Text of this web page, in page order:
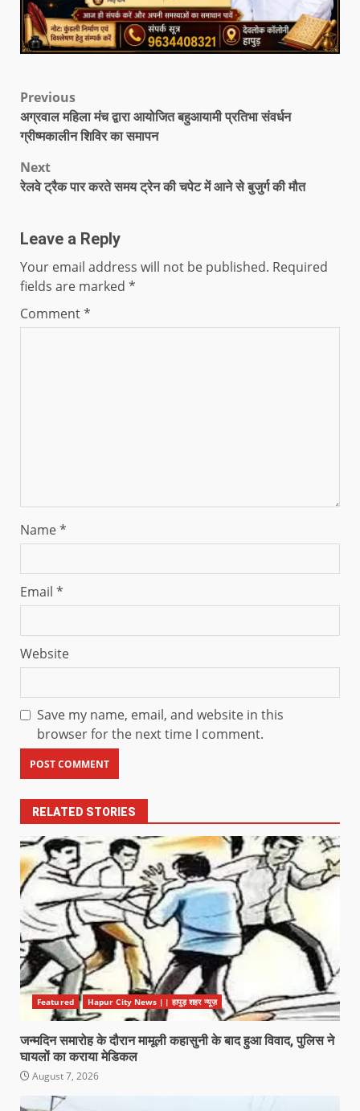
Previous
अग्रवाल महिला मंच द्वारा आयोजित बहुआयामी प्रतिभा संवर्धन
ग्रीष्मकालीन शिविर का समापन
Next
रेलवे ट्रैक पार करते समय ट्रेन की चपेट में आने से बुजुर्ग की मौत
Leave a Reply
Your email address will not be published. Required
fields are marked *
Comment*
Name*
Email *
Website
Save my name, email, and website in this
browser for the next time I comment.
RELATED STORIES
Featured Hapur City News || हापुड़ शहर न्यूज़
जन्मदिन समारोह के दौरान मामूली कहासुनी के बाद हुआ विवाद, पुलिस ने
घायलों का कराया मेडिकल
August 7, 2026